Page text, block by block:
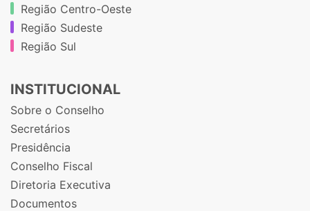
Região Centro-Oeste
Região Sudeste
Região Sul
INSTITUCIONAL
Sobre o Conselho
Secretários
Presidência
Conselho Fiscal
Diretoria Executiva
Documentos